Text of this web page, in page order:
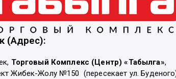
(Адрес):
Торговый Комплекс (Центр) «Табылга»,
Жибек-Жолу №150 (пересекает ул.